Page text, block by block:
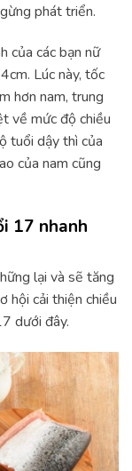
phát triển.
của các bạn nữ
Lúc này, tốc
hơn nam, trung
về mức độ chiều
tuổi dậy thì của
của nam cũng
17 nhanh
lại và sẽ tăng
hội cải thiện chiều
dưới đây.